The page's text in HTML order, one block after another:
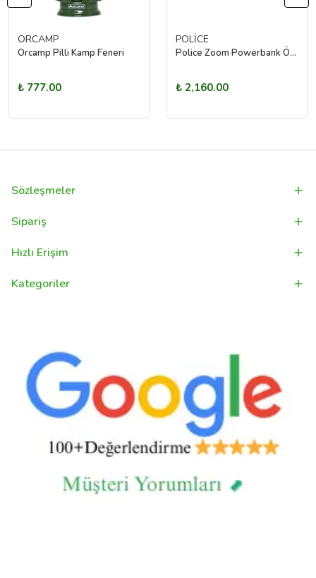
ORCAMP
Orcamp Pilli Kamp Feneri
₺ 777.00
POLİCE
Police Zoom Powerbank Özellikli Şarjlı El Feneri
₺ 2,160.00
Sözleşmeler
Sipariş
Hızlı Erişim
Kategoriler